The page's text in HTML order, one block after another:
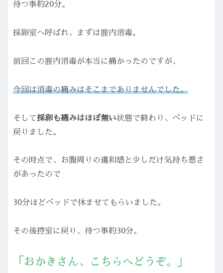
待つ事約20分。
採卵室へ呼ばれ、まずは膣内消毒。
前回この膣内消毒が本当に痛かったのですが、
今回は消毒の痛みはそこまでありませんでした。
そして採卵も痛みはほぼ無い状態で終わり、ベッドに
戻りました。
その時点で、お腹周りの違和感と少しだけ気持ち悪さ
があったので
30分ほどベッドで休ませてもらいました。
その後控室に戻り、待つ事約30分。
「おかきさん、こちらへどうぞ。」